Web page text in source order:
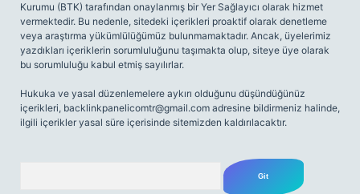
Kurumu (BTK) tarafından onaylanmış bir Yer Sağlayıcı olarak hizmet
vermektedir. Bu nedenle, sitedeki içerikleri proaktif olarak denetleme
veya araştırma yükümlülüğümüz bulunmamaktadır. Ancak, üyelerimiz
yazdıkları içeriklerin sorumluluğunu taşımakta olup, siteye üye olarak
bu sorumluluğu kabul etmiş sayılırlar.
Hukuka ve yasal düzenlemelere aykırı olduğunu düşündüğünüz
içerikleri, backlinkpanelicomtr@gmail.com adresine bildirmeniz halinde,
ilgili içerikler yasal süre içerisinde sitemizden kaldırılacaktır.